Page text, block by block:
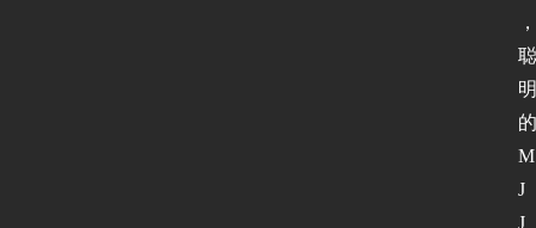
，
聪
明
的
M
J
J